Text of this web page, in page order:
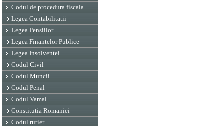
Codul de procedura fiscala
Legea Contabilitatii
Legea Pensiilor
Legea Finantelor Publice
Legea Insolventei
Codul Civil
Codul Muncii
Codul Penal
Codul Vamal
Constitutia Romaniei
Codul rutier